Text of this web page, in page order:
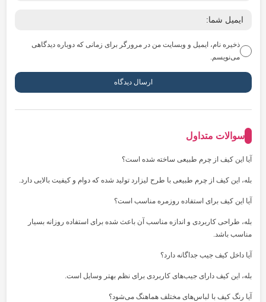
ذخیره نام، ایمیل و وبسایت من در مرورگر برای زمانی که دوباره دیدگاهی
می‌نویسم.
سوالات متداول
آیا این کیف از چرم طبیعی ساخته شده است؟
بله، این کیف از چرم طبیعی با طرح لیزارد تولید شده که دوام و کیفیت بالایی دارد.
آیا این کیف برای استفاده روزمره مناسب است؟
بله، طراحی کاربردی و اندازه مناسب آن باعث شده برای استفاده روزانه بسیار
مناسب باشد.
آیا داخل کیف جیب جداگانه دارد؟
بله، این کیف دارای جیب‌های کاربردی برای نظم بهتر وسایل است.
آیا رنگ کیف با لباس‌های مختلف هماهنگ می‌شود؟